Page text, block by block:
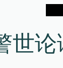
世论